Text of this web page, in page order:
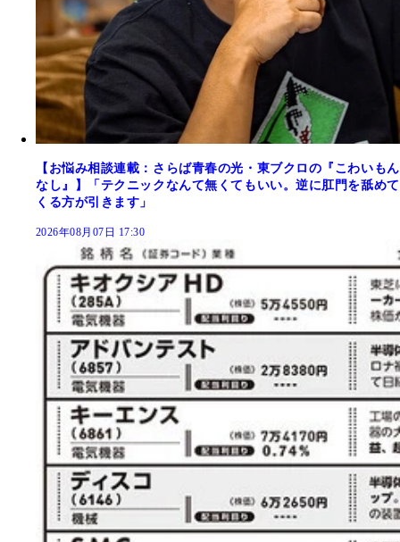
【お悩み相談連載：さらば青春の光・東ブクロの『こわいもん
なし』】「テクニックなんて無くてもいい。逆に肛門を舐めて
くる方が引きます」
2026年08月07日 17:30